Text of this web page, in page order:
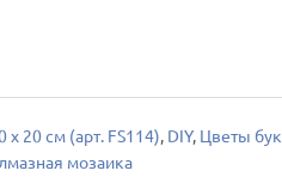
20 см (арт. FS114) DIY, Цветы
мозаика